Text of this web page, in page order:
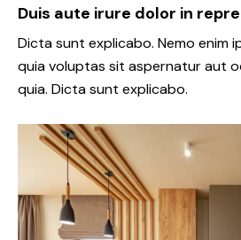
Duis aute irure dolor in
Dicta sunt explicabo. Nemo enim
quia voluptas sit aspernatur aut
quia. Dicta sunt explicabo.